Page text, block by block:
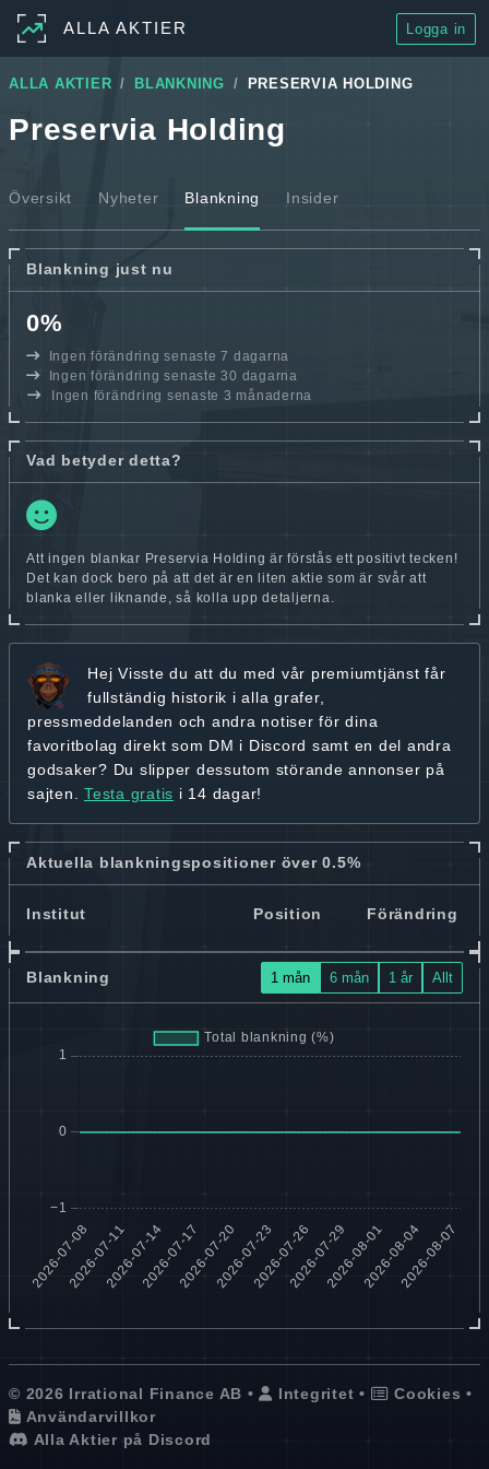
ALLA AKTIER Logga in
ALLA AKTIER BLANKNING PRESERVIA HOLDING
Preservia Holding
Översikt Nyheter Blankning Insider
Blankning just nu
0%
Ingen förändring senaste 7 dagarna
Ingen förändring senaste 30 dagarna
Ingen förändring senaste 3 månaderna
Vad betyder detta?
Att ingen blankar Preservia Holding är förstås ett positivt tecken!
Det kan dock bero på att det är en liten aktie som är svår att
blanka eller liknande, så kolla upp detaljerna.
Hej Visste du att du med vår premiumtjänst får
fullständig historik i alla grafer,
pressmeddelanden och andra notiser för dina
favoritbolag direkt som DM i Discord samt en del andra
godsaker? Du slipper dessutom störande annonser på
sajten. Testa gratis i 14 dagar!
Aktuella blankningspositioner över 0.5%
Institut Position Förändring
Blankning 1 mån 6 mån 1 år Allt
© 2026 Irrational Finance AB • Integritet • Cookies •
Användarvillkor
Alla Aktier på Discord